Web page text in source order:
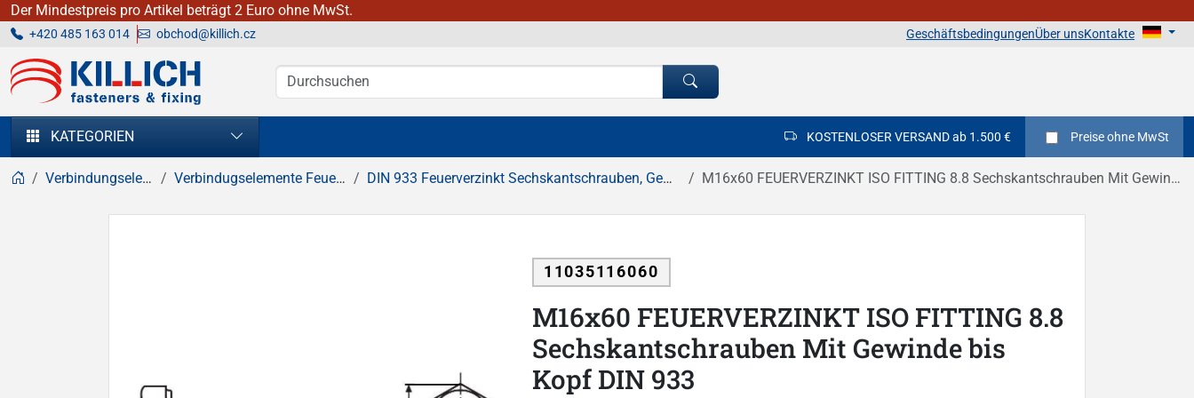
Der Mindestpreis pro Artikel beträgt 2 Euro ohne MwSt.
+420 485 163 014 obchod@killich.cz GeschäftsbedingungenÜber unsKontakte
KILLICH - Verbindungselemente
KATEGORIEN KOSTENLOSER VERSAND ab 1.500 € Preiseohne MwSt
Verbindungselemente Verbindugselemente Feuerverzinkt DIN 933 Feuerverzinkt Sechskantschrauben, Gewinde bis Kopf M16x60 FEUERVERZINKT ISO FITTING 8.8 Sechskantschrauben Mit Gewinde bis Kopf DIN 933
11035116060
M16x60 FEUERVERZINKT ISO FITTING 8.8
Sechskantschrauben Mit Gewinde bis
Kopf DIN 933